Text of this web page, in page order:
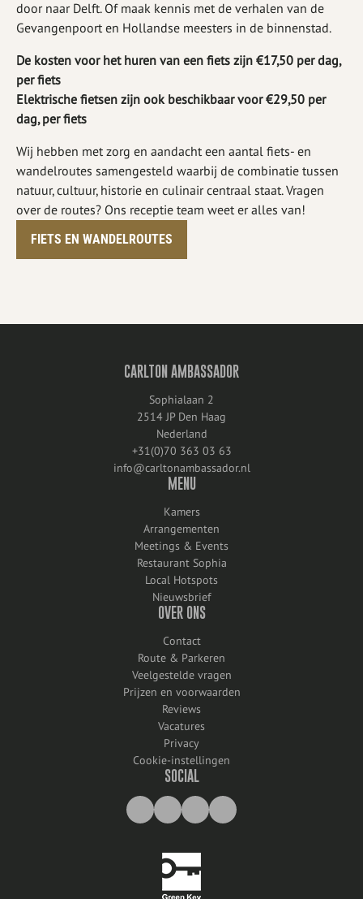
door naar Delft. Of maak kennis met de verhalen van de
Gevangenpoort en Hollandse meesters in de binnenstad.
De kosten voor het huren van een fiets zijn €17,50 per dag,
per fiets
Elektrische fietsen zijn ook beschikbaar voor €29,50 per
dag, per fiets
Wij hebben met zorg en aandacht een aantal fiets- en
wandelroutes samengesteld waarbij de combinatie tussen
natuur, cultuur, historie en culinair centraal staat. Vragen
over de routes? Ons receptie team weet er alles van!
FIETS EN WANDELROUTES
CARLTON AMBASSADOR
Sophialaan 2
2514 JP Den Haag
Nederland
+31(0)70 363 03 63
info@carltonambassador.nl
MENU
Kamers
Arrangementen
Meetings & Events
Restaurant Sophia
Local Hotspots
Nieuwsbrief
OVER ONS
Contact
Route & Parkeren
Veelgestelde vragen
Prijzen en voorwaarden
Reviews
Vacatures
Privacy
Cookie-instellingen
SOCIAL